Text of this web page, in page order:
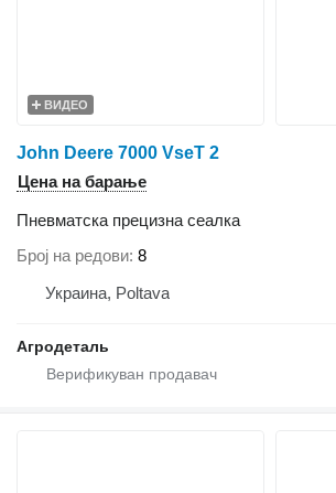
ВИДЕО
John Deere 7000 VseT 2
Цена на барање
Пневматска прецизна сеалка
Број на редови 8
Украина, Poltava
Агродеталь